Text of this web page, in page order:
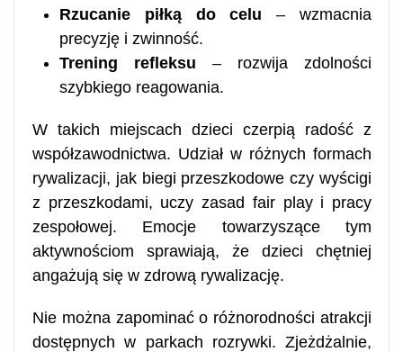
Rzucanie piłką do celu – wzmacnia
precyzję i zwinność.
Trening refleksu – rozwija zdolności
szybkiego reagowania.
W takich miejscach dzieci czerpią radość z
współzawodnictwa. Udział w różnych formach
rywalizacji, jak biegi przeszkodowe czy wyścigi
z przeszkodami, uczy zasad fair play i pracy
zespołowej. Emocje towarzyszące tym
aktywnościom sprawiają, że dzieci chętniej
angażują się w zdrową rywalizację.
Nie można zapominać o różnorodności atrakcji
dostępnych w parkach rozrywki. Zjeżdżalnie,